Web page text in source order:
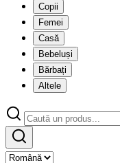
Copii
Femei
Casă
Bebeluși
Bărbați
Altele